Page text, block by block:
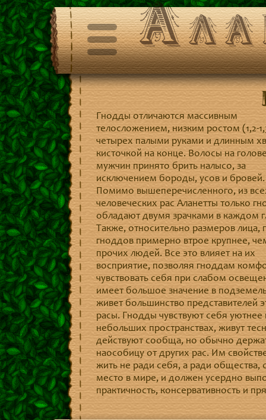
Гнодды отличаются массивным
телосложением, низким ростом (1,2-
четырех палыми руками и длинным
кисточкой на конце. Волосы на
мужчин принято брить налысо, за
исключением бороды, усов и бровей.
Помимо вышеперечисленного, из
человеческих рас Аланетты только
обладают двумя зрачками в каждом
Также, относительно размеров лица,
гноддов примерно втрое крупнее,
прочих людей. Все это влияет на их
восприятие, позволяя гноддам
чувствовать себя при слабом
имеет большое значение в
живет большинство представителей
расы. Гнодды чувствуют себя уютнее
небольших пространствах, живут
действуют сообща, но обычно
наособицу от других рас. Им
жить не ради себя, а ради общества,
место в мире, и должен усердно
практичность, консервативность и